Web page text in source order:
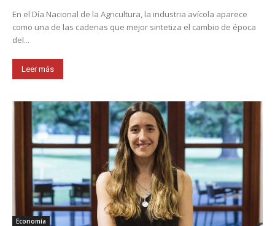
En el Día Nacional de la Agricultura, la industria avícola aparece
como una de las cadenas que mejor sintetiza el cambio de época
del...
Leer más
Economía